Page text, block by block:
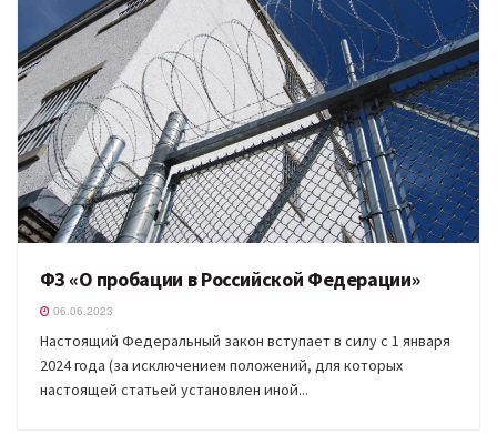
ФЗ «О пробации в Российской Федерации»
06.06.2023
Настоящий Федеральный закон вступает в силу с 1 января
2024 года (за исключением положений, для которых
настоящей статьей установлен иной...